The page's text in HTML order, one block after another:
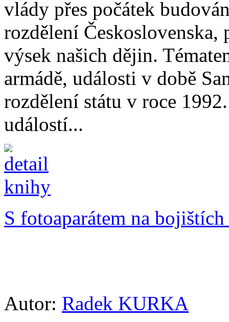
vlády přes počátek
rozdělení
výsek našich dějin.
armádě, události v době
rozdělení státu v roce
událostí...
S fotoaparátem na
Autor: Radek KURKA